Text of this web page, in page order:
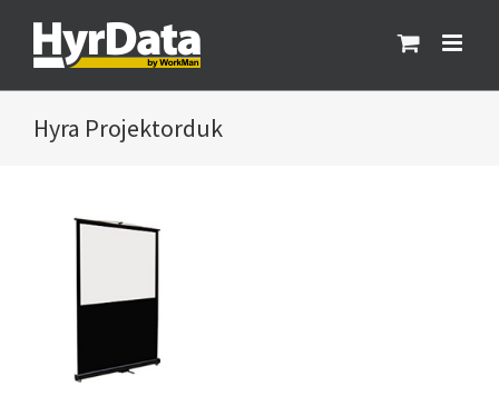
innehållet
Projektorduk